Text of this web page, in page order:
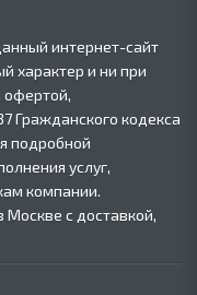
интернет-сайт
характер и ни при
офертой,
Гражданского кодекса
подробной
услуг,
компании.
с доставкой,